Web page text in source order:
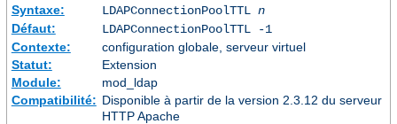
Syntaxe:
LDAPConnectionPoolTTL n
Défaut:
LDAPConnectionPoolTTL -1
Contexte:
configuration globale, serveur virtuel
Statut:
Extension
Module:
mod_ldap
Compatibilité: Disponible à partir de la version 2.3.12 du serveur
HTTP Apache